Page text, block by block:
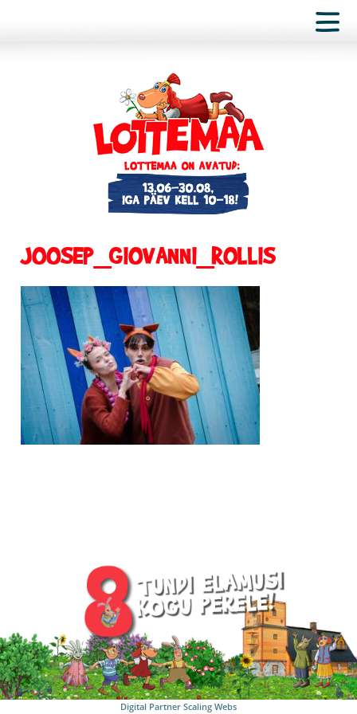
JOOSEP_GIOVANNI_ROLLIS
Digital Partner Scaling Webs